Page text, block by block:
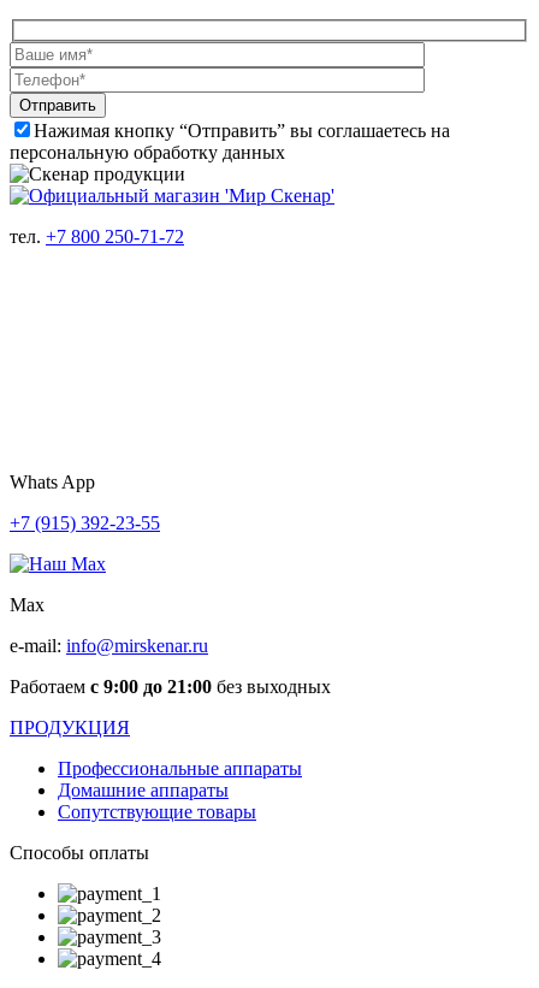
Отправить
Нажимая кнопку “Отправить” вы соглашаетесь на
персональную обработку данных
тел. +7 800 250-71-72
Whats App
+7 (915) 392-23-55
Max
e-mail: info@mirskenar.ru
Работаем с 9:00 до 21:00 без выходных
ПРОДУКЦИЯ
Профессиональные аппараты
Домашние аппараты
Сопутствующие товары
Способы оплаты